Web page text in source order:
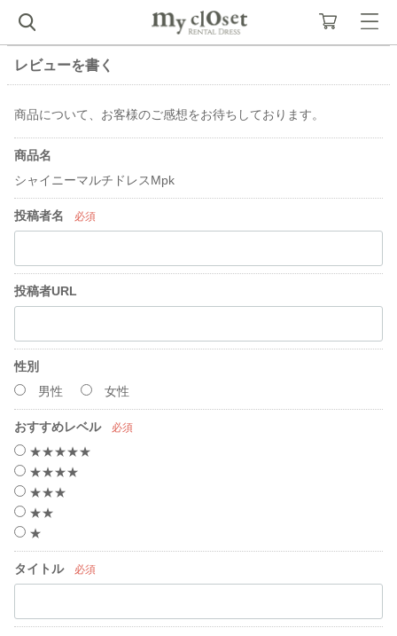
レビューを書く
商品について、お客様のご感想をお待ちしております。
商品名
シャイニーマルチドレスMpk
投稿者名 必須
投稿者URL
性別
男性
女性
おすすめレベル 必須
★★★★★
★★★★
★★★
★★
★
タイトル 必須